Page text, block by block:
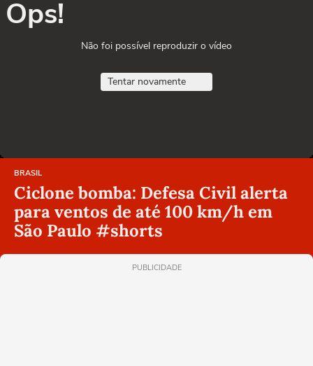
Ops!
Não foi possível reproduzir o vídeo
Tentar novamente
BRASIL
Ciclone bomba: Defesa Civil alerta
para ventos de até 100 km/h em
São Paulo #shorts
PUBLICIDADE